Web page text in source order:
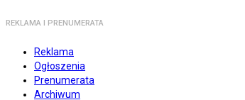
REKLAMA I PRENUMERATA
Reklama
Ogłoszenia
Prenumerata
Archiwum